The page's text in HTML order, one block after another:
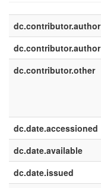
dc.contributor.author
dc.contributor.author
dc.contributor.other
dc.date.accessioned
dc.date.available
dc.date.issued